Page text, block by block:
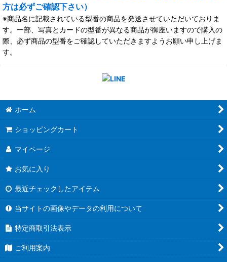
方は必ずご確認下さい）
※商品名に記載されている型番の商品を発送させていただいておりま
す。一部、写真とカードの型番が異なる商品が御座いますので購入の
際、必ず商品の型番をご確認していただきますようお願い申し上げま
す。
ホーム
ショッピングカート
マイページ
お気に入り
最近チェックしたアイテム
当サイトの画像やデータの利用について
特定商取引法表示
ご利用案内